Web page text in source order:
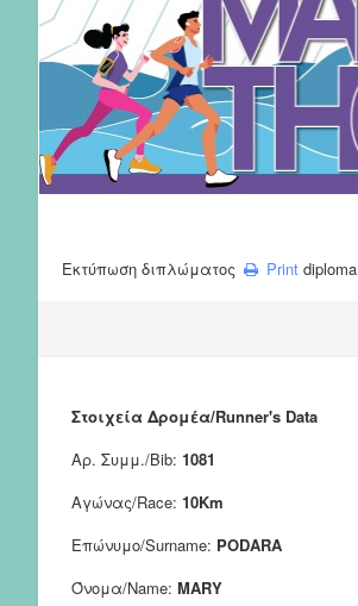
Εκτύπωση διπλώματος Print diploma
Στοιχεία Δρομέα/Runner's Data
Αρ. Συμμ./Bib: 1081
Αγώνας/Race: 10Km
Επώνυμο/Surname: PODARA
Όνομα/Name: MARY